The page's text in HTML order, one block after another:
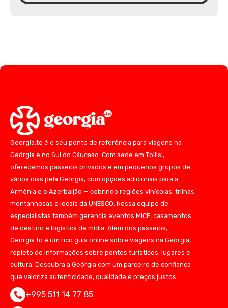
Georgia.to é o seu ponto de referência para viagens na
Geórgia e no Sul do Cáucaso. Com sede em Tbilisi,
oferecemos passeios privados e em pequenos grupos de
vários dias pela Geórgia, com opções adicionais para a
Armênia e o Azerbaijão — cobrindo regiões vinícolas, trilhas
montanhosas e locais da UNESCO. Nossa equipe de
especialistas também gerencia eventos MICE, casamentos
de destino e logística de mídia. Além dos passeios,
Georgia.to é um rico guia online sobre viagens na Geórgia,
repleto de informações sobre pontos turísticos, lugares e
cultura. Descubra a Geórgia com um parceiro de confiança
que valoriza autenticidade, qualidade e preços justos.
+995 511 14 77 85